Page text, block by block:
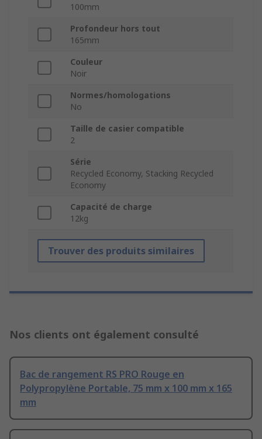
100mm
Profondeur hors tout
165mm
Couleur
Noir
Normes/homologations
No
Taille de casier compatible
2
Série
Recycled Economy, Stacking Recycled
Economy
Capacité de charge
12kg
Trouver des produits similaires
Nos clients ont également consulté
Bac de rangement RS PRO Rouge en
Polypropylène Portable, 75 mm x 100 mm x 165
mm